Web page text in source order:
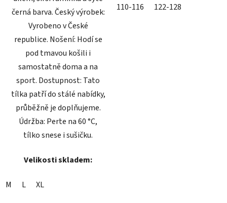
černá barva. Český výrobek:
Vyrobeno v České
republice. Nošení: Hodí se
pod tmavou košili i
samostatně doma a na
sport. Dostupnost: Tato
tílka patří do stálé nabídky,
průběžně je doplňujeme.
Údržba: Perte na 60 °C,
tílko snese i sušičku.
Velikosti skladem:
M L XL
110-116 122-128